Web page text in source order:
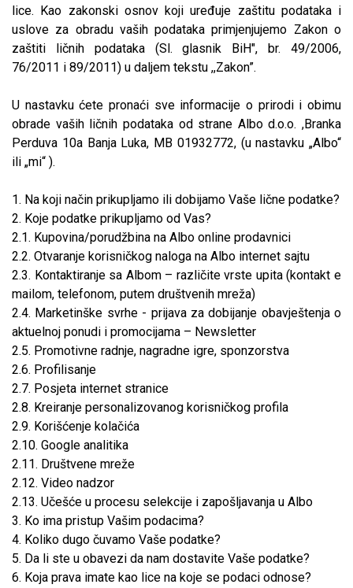
lice. Kao zakonski osnov koji uređuje zaštitu podataka i
uslove za obradu vaših podataka primjenjujemo Zakon o
zaštiti ličnih podataka (Sl. glasnik BiH", br. 49/2006,
76/2011 i 89/2011) u daljem tekstu ,,Zakon”.
U nastavku ćete pronaći sve informacije o prirodi i obimu
obrade vaših ličnih podataka od strane Albo d.o.o. ,Branka
Perduva 10a Banja Luka, MB 01932772, (u nastavku „Albo“
ili „mi“ ).
1. Na koji način prikupljamo ili dobijamo Vaše lične podatke?
2. Koje podatke prikupljamo od Vas?
2.1. Kupovina/porudžbina na Albo online prodavnici
2.2. Otvaranje korisničkog naloga na Albo internet sajtu
2.3. Kontaktiranje sa Albom – različite vrste upita (kontakt e
mailom, telefonom, putem društvenih mreža)
2.4. Marketinške svrhe - prijava za dobijanje obavještenja o
aktuelnoj ponudi i promocijama – Newsletter
2.5. Promotivne radnje, nagradne igre, sponzorstva
2.6. Profilisanje
2.7. Posjeta internet stranice
2.8. Kreiranje personalizovanog korisničkog profila
2.9. Korišćenje kolačića
2.10. Google analitika
2.11. Društvene mreže
2.12. Video nadzor
2.13. Učešće u procesu selekcije i zapošljavanja u Albo
3. Ko ima pristup Vašim podacima?
4. Koliko dugo čuvamo Vaše podatke?
5. Da li ste u obavezi da nam dostavite Vaše podatke?
6. Koja prava imate kao lice na koje se podaci odnose?